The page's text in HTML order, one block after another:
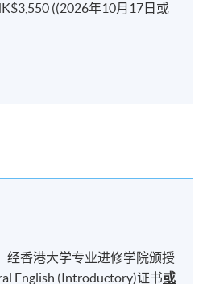
pm
((2026年10月17日或
经香港大学专业进修学院颁授
English (Introductory)证书或